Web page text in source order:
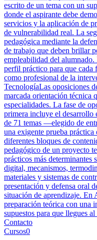
escrito de un tema con un
donde el aspirante debe
servicios y la aplicación de
de vulnerabilidad real. La
pedagógica mediante la
de trabajo que deben brillar
empleabilidad del
perfil práctico para que cada
como profesional de la
TecnologíaLas oposiciones
marcada orientación técnica
especialidades. La fase de
primera incluye el desarrollo
de 71 temas —elegido de
una exigente prueba
diferentes bloques de
pedagógico de un proyecto
prácticos más determinantes
digital, mecanismos,
materiales y sistemas de
presentación y defensa oral
situación de aprendizaje. En
preparación teórica con una
supuestos para que llegues
Contacto
Cursos0